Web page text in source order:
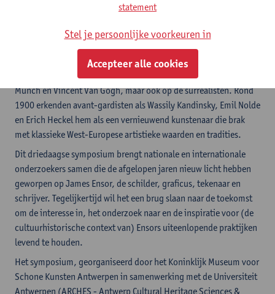
schoonheidsideaal en het impressionisme dat hem aanvankelijk
had gefascineerd. Met zijn gedurfde satire en maskerades met
experimentele vormen en contrasterende kleuren liep Ensor
vooruit op voorlopers van het expressionisme zoals Edvard
Munch en Vincent Van Gogh, maar ook op de surrealisten. Rond
1900 erkenden avant-gardisten als Wassily Kandinsky, Emil Nolde
en Erich Heckel hem als een vernieuwend kunstenaar die brak
met klassieke West-Europese artistieke waarden en tradities.
Dit driedaagse symposium brengt nationale en internationale
onderzoekers samen die de afgelopen jaren nieuw licht hebben
geworpen op James Ensor, de schilder, graficus, tekenaar en
schrijver. Tegelijkertijd wil het een brug slaan naar de toekomst
om de interesse in, het onderzoek naar en de inspiratie voor (de
cultuurhistorische context van) Ensors uiteenlopende praktijken
levend te houden.
Het symposium, georganiseerd door het Koninklijk Museum voor
Schone Kunsten Antwerpen in samenwerking met de Universiteit
Antwerpen (ARCHES - Antwerp Cultural Heritage Sciences &
statement
Stel je persoonlijke voorkeuren in
Accepteer alle cookies